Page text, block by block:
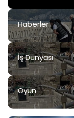
Haberler
İş Dünyası
Oyun